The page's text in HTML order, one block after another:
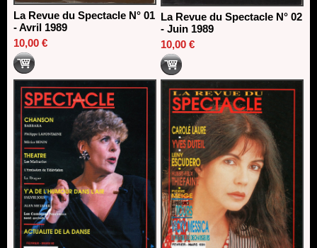
La Revue du Spectacle N° 01
- Avril 1989
10,00 €
La Revue du Spectacle N° 02
- Juin 1989
10,00 €